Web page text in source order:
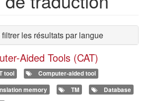
les résultats par langue
Aided Tools (CAT)
tool
Computer-aided tool
memory
TM
Database